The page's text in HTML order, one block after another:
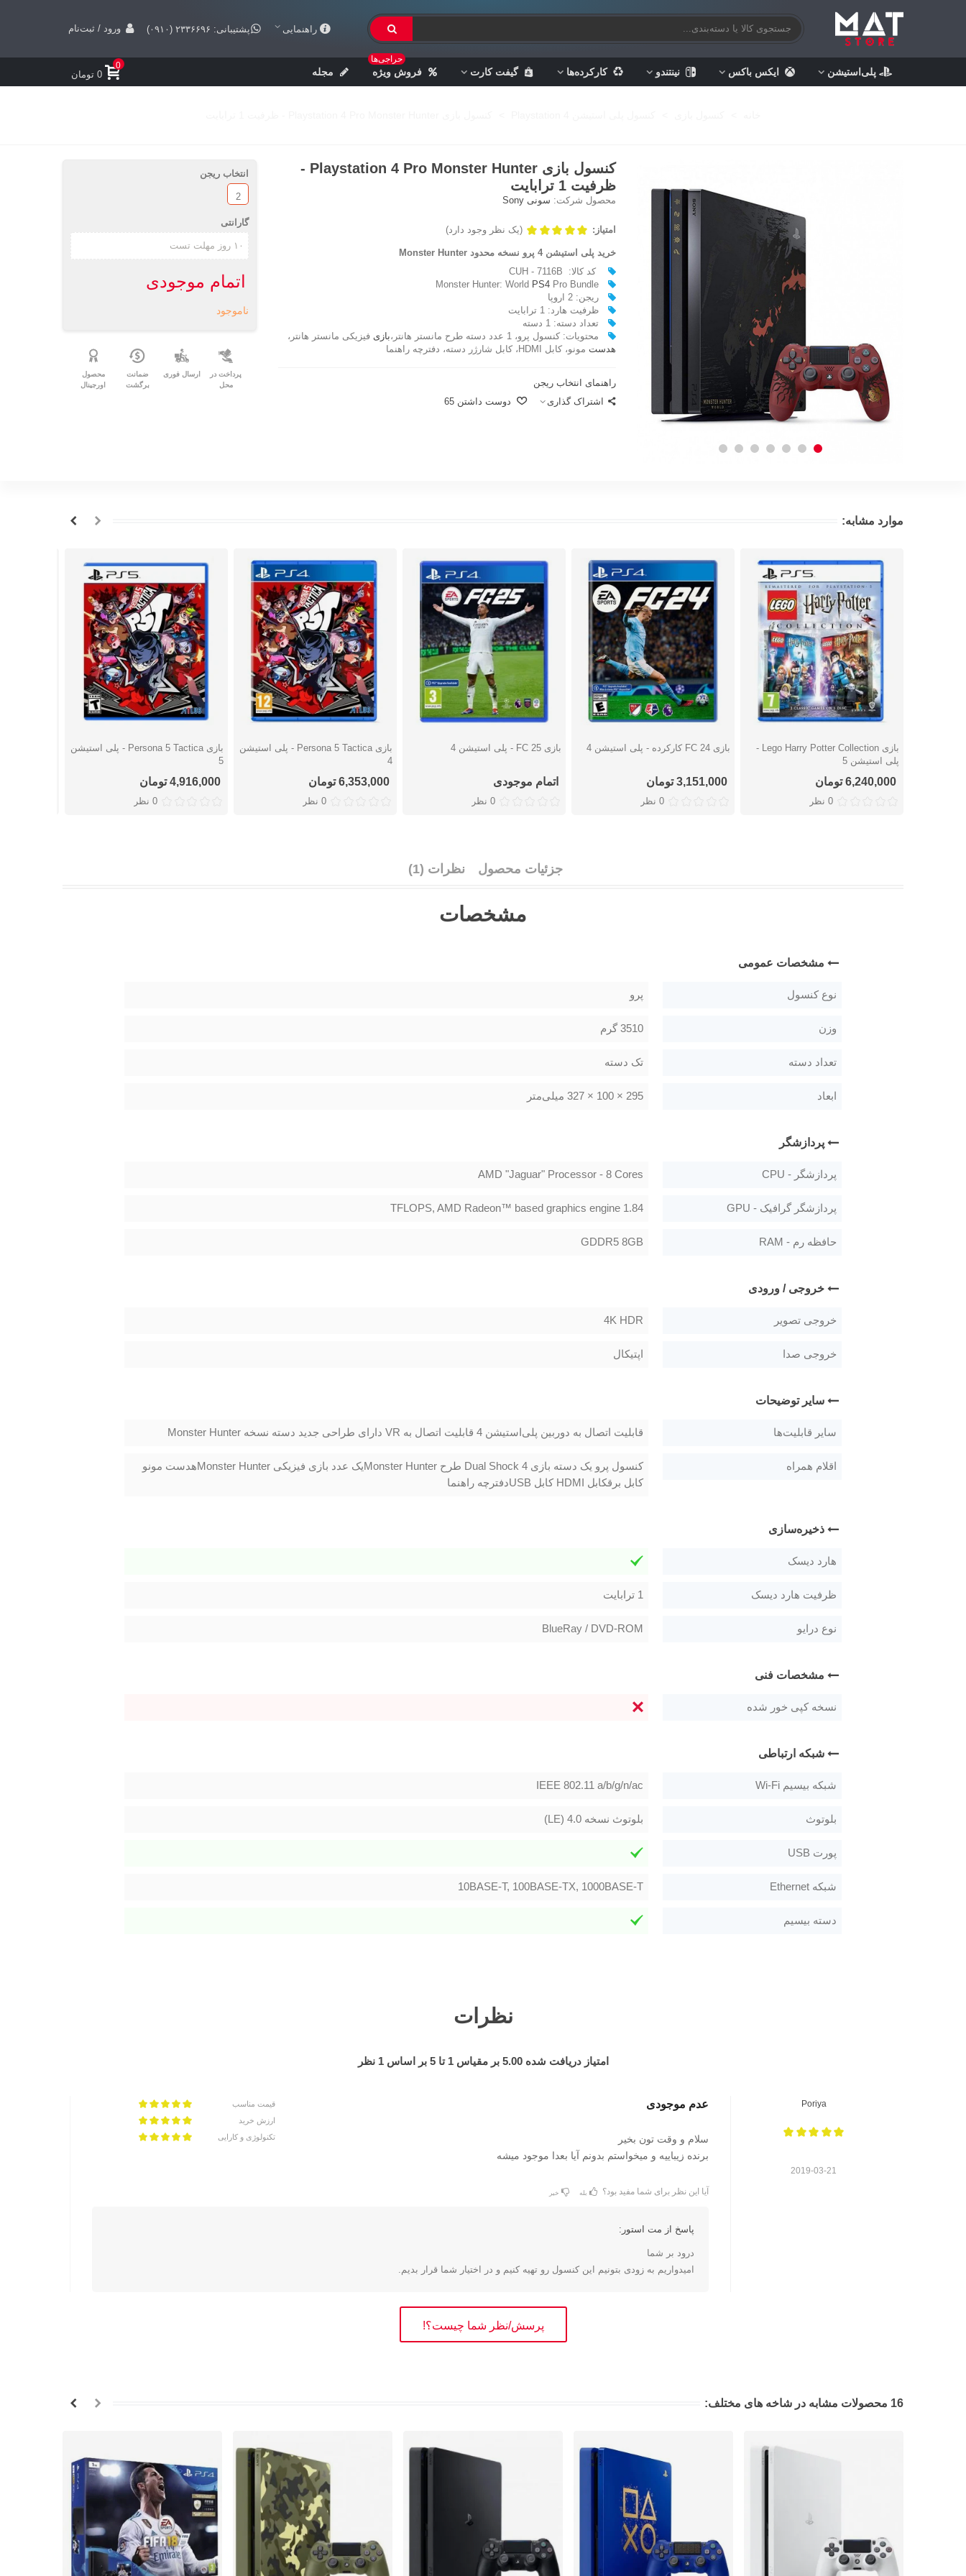
راهنمایی پشتیبانی: ۲۳۳۶۶۹۶ (۰۹۱۰) ورود / ثبت‌نام
پلی‌استیشن ایکس باکس نینتندو کارکرده‌ها گیفت کارت فروش ویژه
حراجی‌ها
مجله
0
0 تومان
کنسول بازی Playstation 4 Pro Monster Hunter -
ظرفیت 1 ترابایت
محصول شرکت: سونی Sony
امتیاز: (یک نظر وجود دارد)
خرید پلی استیشن 4 پرو نسخه محدود Monster Hunter
کد کالا: CUH - 7116B
Monster Hunter: World PS4 Pro Bundle
ریجن: 2 اروپا
ظرفیت هارد: 1 ترابایت
تعداد دسته: 1 دسته
محتویات: کنسول پرو، 1 عدد دسته طرح مانستر هانتر،
بازی فیزیکی مانستر هانتر،
هدستمونو، کابل HDMI، کابل شارژر دسته، دفترچه راهنما
راهنمای انتخاب ریجن
اشتراک گذاری
دوست داشتن 65
انتخاب ریجن
2
گارانتی
اتمام موجودی
ناموجود
پرداخت در
محل
ارسال فوری
ضمانت
برگشت
محصول
اورجینال
موارد مشابه:
دوست داشتن
بازی Lego Harry Potter Collection -
پلی استیشن 5
6,240,000 تومان
0 نظر
دوست داشتن بازی FC 24 کارکرده - پلی استیشن 4
3,151,000 تومان
0 نظر
دوست داشتن بازی FC 25 - پلی استیشن 4
اتمام موجودی
0 نظر
دوست داشتن
بازی Persona 5 Tactica - پلی استیشن
4
6,353,000 تومان
0 نظر
دوست داشتن
بازی Persona 5 Tactica - پلی استیشن
5
4,916,000 تومان
0 نظر
جزئیات محصول نظرات (1)
مشخصات
مشخصات عمومی
نوع کنسول پرو
وزن 3510 گرم
تعداد دسته تک دسته
ابعاد 295 × 100 × 327 میلی‌متر
پردازشگر
پردازشگر - CPU AMD "Jaguar" Processor - 8 Cores
پردازشگر گرافیک - GPU 1.84 TFLOPS, AMD Radeon™ based graphics engine
حافظه رم - RAM GDDR5 8GB
خروجی / ورودی
خروجی تصویر 4K HDR
خروجی صدا اپتیکال
سایر توضیحات
سایر قابلیت‌ها قابلیت اتصال به دوربین پلی‌استیشن 4 قابلیت اتصال به VR دارای طراحی جدید دسته نسخه Monster Hunter
اقلام همراه
کنسول پرو یک دسته بازی Dual Shock 4 طرح Monster Hunterیک عدد بازی فیزیکی Monster Hunterهدست مونو
کابل برقکابل HDMI کابل USBدفترچه راهنما
ذخیره‌سازی
هارد دیسک
ظرفیت هارد دیسک 1 ترابايت
نوع درایو BlueRay / DVD-ROM
مشخصات فنی
نسخه کپی خور شده
شبکه ارتباطی
شبکه بیسیم Wi-Fi IEEE 802.11 a/b/g/n/ac
بلوتوث بلوتوث نسخه 4.0 (LE)
پورت USB
شبکه Ethernet 10BASE-T, 100BASE-TX, 1000BASE-T
دسته بیسیم
نظرات
امتیاز دریافت شده5.00 بر مقیاس1 تا5 بر اساس1 نظر
Poriya
2019-03-21
عدم موجودی
سلام و وقت تون بخیر
برنده زیباییه و میخواستم بدونم آیا بعدا موجود میشه
قیمت مناسب
ارزش خرید
تکنولوژی و کارایی
آیا این نظر برای شما مفید بود؟ بله خیر
پاسخ از مت استور:
درود بر شما
امیدواریم به زودی بتونیم این کنسول رو تهیه کنیم و در اختیار شما قرار بدیم.
پرسش/نظر شما چیست؟!
16 محصولات مشابه در شاخه های مختلف: